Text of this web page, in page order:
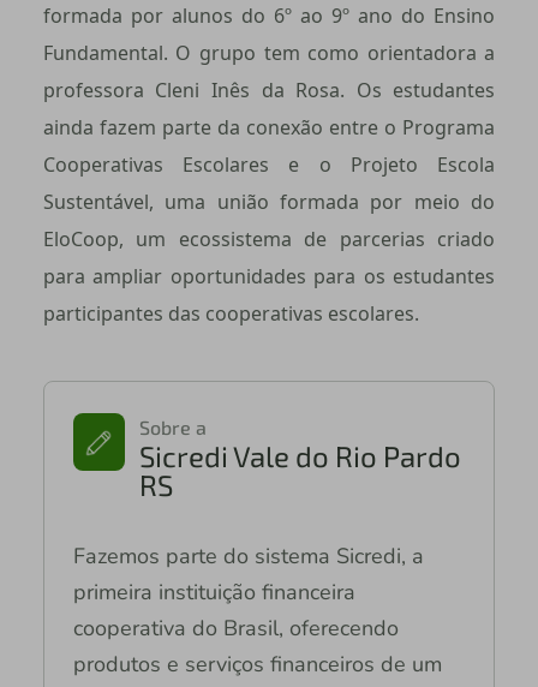
formada por alunos do 6º ao 9º ano do Ensino
Fundamental. O grupo tem como orientadora a
professora Cleni Inês da Rosa. Os estudantes
ainda fazem parte da conexão entre o Programa
Cooperativas Escolares e o Projeto Escola
Sustentável, uma união formada por meio do
EloCoop, um ecossistema de parcerias criado
para ampliar oportunidades para os estudantes
participantes das cooperativas escolares.
Sobre a
Sicredi Vale do Rio Pardo
RS
Fazemos parte do sistema Sicredi, a
primeira instituição financeira
cooperativa do Brasil, oferecendo
produtos e serviços financeiros de um